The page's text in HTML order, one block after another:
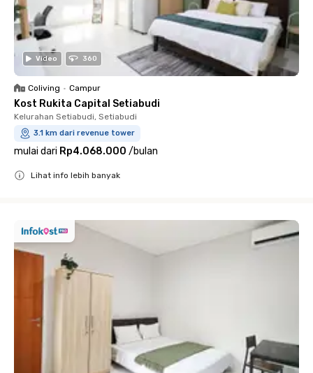
Video 360
Coliving • Campur
Kost Rukita Capital Setiabudi
Kelurahan Setiabudi, Setiabudi
3.1 km dari revenue tower
mulai dari Rp4.068.000 /bulan
Lihat info lebih banyak